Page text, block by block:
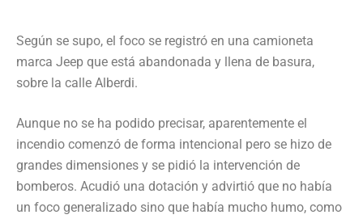
Según se supo, el foco se registró en una camioneta
marca Jeep que está abandonada y llena de basura,
sobre la calle Alberdi.
Aunque no se ha podido precisar, aparentemente el
incendio comenzó de forma intencional pero se hizo de
grandes dimensiones y se pidió la intervención de
bomberos. Acudió una dotación y advirtió que no había
un foco generalizado sino que había mucho humo, como